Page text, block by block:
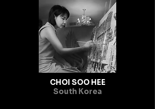
CHOI SOO HEE
South Korea